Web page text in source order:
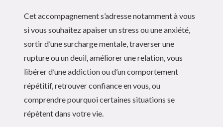
Cet accompagnement s’adresse notamment à vous
si vous souhaitez apaiser un stress ou une anxiété,
sortir d’une surcharge mentale, traverser une
rupture ou un deuil, améliorer une relation, vous
libérer d’une addiction ou d’un comportement
répétitif, retrouver confiance en vous, ou
comprendre pourquoi certaines situations se
répètent dans votre vie.